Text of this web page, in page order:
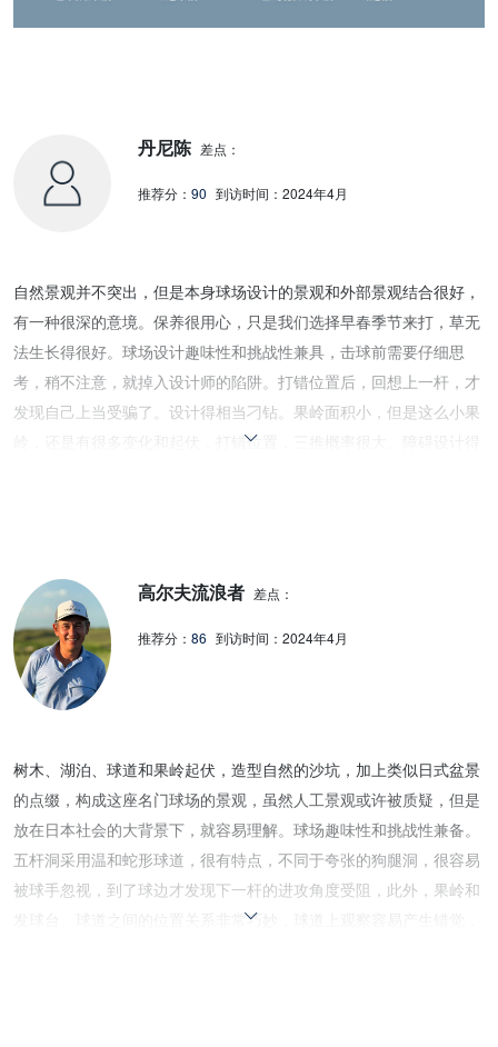
自然景观并不突出，但是本身球场设计的景观和外部景观结合很好，
有一种很深的意境。保养很用心，只是我们选择早春季节来打，草无
法生长得很好。球场设计趣味性和挑战性兼具，击球前需要仔细思
考，稍不注意，就掉入设计师的陷阱。打错位置后，回想上一杆，才
发现自己上当受骗了。设计得相当刁钻。果岭面积小，但是这么小果
岭，还是有很多变化和起伏，打错位置，三推概率很大。障碍设计得
丹尼陈 差点：
推荐分： 90 到访时间： 2024年4月
树木、湖泊、球道和果岭起伏，造型自然的沙坑，加上类似日式盆景
的点缀，构成这座名门球场的景观，虽然人工景观或许被质疑，但是
放在日本社会的大背景下，就容易理解。球场趣味性和挑战性兼备。
五杆洞采用温和蛇形球道，很有特点，不同于夸张的狗腿洞，很容易
被球手忽视，到了球边才发现下一杆的进攻角度受阻，此外，果岭和
发球台、球道之间的位置关系非常巧妙，球道上观察容易产生错觉，
高尔夫流浪者 差点：
推荐分： 86 到访时间： 2024年4月